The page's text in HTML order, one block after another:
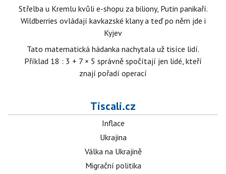
Střelba u Kremlu kvůli e-shopu za biliony, Putin panikaří.
Wildberries ovládají kavkazské klany a teď po něm jde i
Kyjev
Tato matematická hádanka nachytala už tisíce lidí.
Příklad 18 : 3 + 7 × 5 správně spočítají jen lidé, kteří
znají pořadí operací
Tiscali.cz
Inflace
Ukrajina
Válka na Ukrajině
Migrační politika